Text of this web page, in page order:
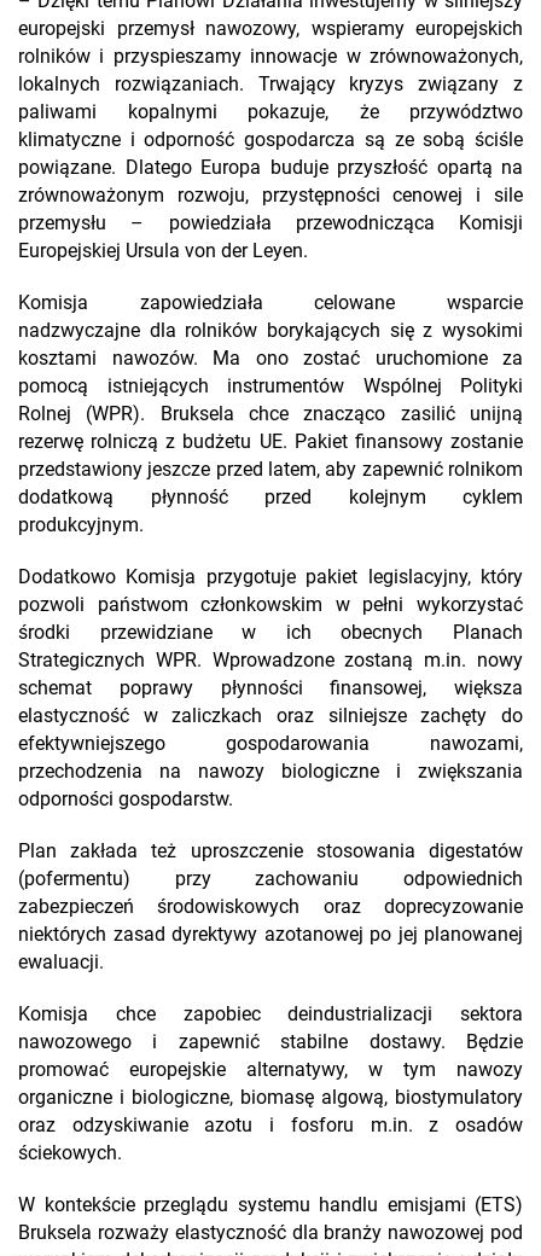
europejski przemysł nawozowy, wspieramy europejskich
rolników i przyspieszamy innowacje w zrównoważonych,
lokalnych rozwiązaniach. Trwający kryzys związany z
paliwami kopalnymi pokazuje, że przywództwo
klimatyczne i odporność gospodarcza są ze sobą ściśle
powiązane. Dlatego Europa buduje przyszłość opartą na
zrównoważonym rozwoju, przystępności cenowej i sile
przemysłu – powiedziała przewodnicząca Komisji
Europejskiej Ursula von der Leyen.
Komisja zapowiedziała celowane wsparcie
nadzwyczajne dla rolników borykających się z wysokimi
kosztami nawozów. Ma ono zostać uruchomione za
pomocą istniejących instrumentów Wspólnej Polityki
Rolnej (WPR). Bruksela chce znacząco zasilić unijną
rezerwę rolniczą z budżetu UE. Pakiet finansowy zostanie
przedstawiony jeszcze przed latem, aby zapewnić rolnikom
dodatkową płynność przed kolejnym cyklem
produkcyjnym.
Dodatkowo Komisja przygotuje pakiet legislacyjny, który
pozwoli państwom członkowskim w pełni wykorzystać
środki przewidziane w ich obecnych Planach
Strategicznych WPR. Wprowadzone zostaną m.in. nowy
schemat poprawy płynności finansowej, większa
elastyczność w zaliczkach oraz silniejsze zachęty do
efektywniejszego gospodarowania nawozami,
przechodzenia na nawozy biologiczne i zwiększania
odporności gospodarstw.
Plan zakłada też uproszczenie stosowania digestatów
(pofermentu) przy zachowaniu odpowiednich
zabezpieczeń środowiskowych oraz doprecyzowanie
niektórych zasad dyrektywy azotanowej po jej planowanej
ewaluacji.
Komisja chce zapobiec deindustrializacji sektora
nawozowego i zapewnić stabilne dostawy. Będzie
promować europejskie alternatywy, w tym nawozy
organiczne i biologiczne, biomasę algową, biostymulatory
oraz odzyskiwanie azotu i fosforu m.in. z osadów
ściekowych.
W kontekście przeglądu systemu handlu emisjami (ETS)
Bruksela rozważy elastyczność dla branży nawozowej pod